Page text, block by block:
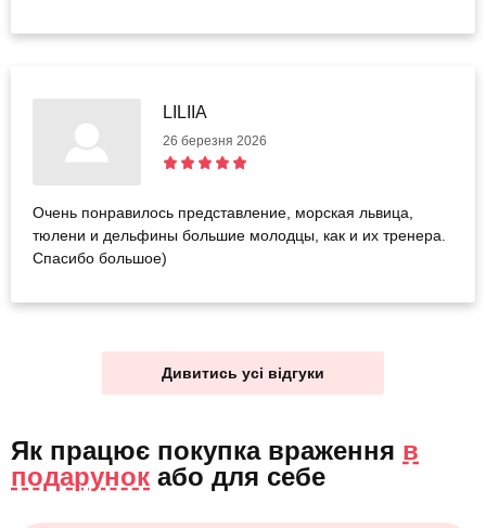
LILIIA
26 березня 2026
Очень понравилось представление, морская львица,
тюлени и дельфины большие молодцы, как и их тренера.
Спасибо большое)
Дивитись усі відгуки
Як працює покупка враження в
подарунок або для себе